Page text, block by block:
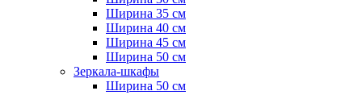
Ширина 35 см
Ширина 40 см
Ширина 45 см
Ширина 50 см
Зеркала-шкафы
Ширина 50 см